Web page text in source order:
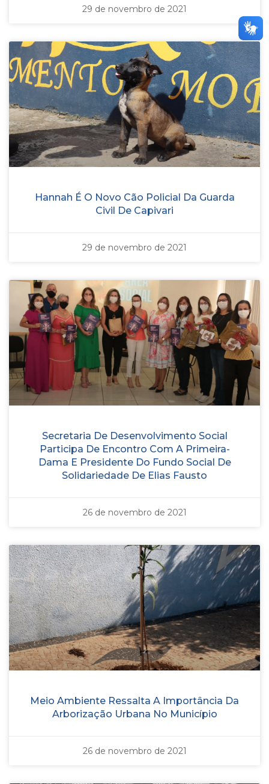
29 de novembro de 2021
Hannah É O Novo Cão Policial Da Guarda
Civil De Capivari
29 de novembro de 2021
Secretaria De Desenvolvimento Social
Participa De Encontro Com A Primeira-
Dama E Presidente Do Fundo Social De
Solidariedade De Elias Fausto
26 de novembro de 2021
Meio Ambiente Ressalta A Importância Da
Arborização Urbana No Município
26 de novembro de 2021